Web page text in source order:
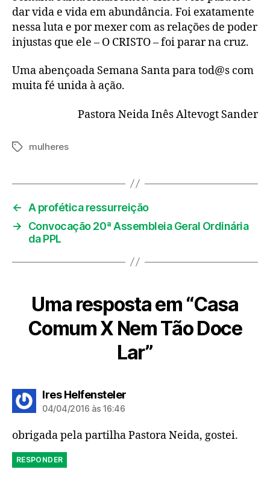
dar vida e vida em abundância. Foi exatamente
nessa luta e por mexer com as relações de poder
injustas que ele – O CRISTO – foi parar na cruz.
Uma abençoada Semana Santa para tod@s com
muita fé unida à ação.
Pastora Neida Inês Altevogt Sander
Tagsmulheres
← A profética ressurreição
→
Convocação 20ª Assembleia Geral Ordinária
da PPL
Uma resposta em “Casa
Comum X Nem Tão Doce
Lar”
Ires Helfenstelerdiz:
04/04/2016 às 16:46
obrigada pela partilha Pastora Neida, gostei.
RESPONDER